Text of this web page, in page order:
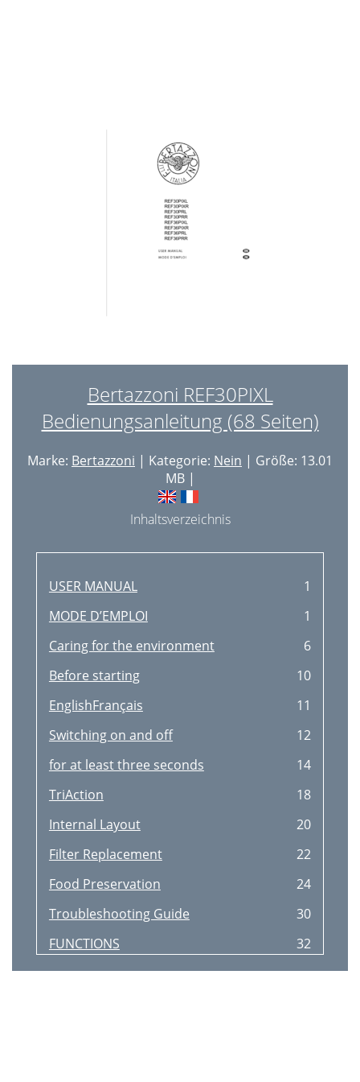
Bertazzoni REF30PIXL
Bedienungsanleitung (68 Seiten)
Marke: Bertazzoni | Kategorie: Nein | Größe: 13.01
MB |
Inhaltsverzeichnis
USER MANUAL
1
MODE D’EMPLOI
1
Caring for the environment
6
Before starting
10
EnglishFrançais
11
Switching on and off
12
for at least three seconds
14
TriAction
18
Internal Layout
20
Filter Replacement
22
Food Preservation
24
Troubleshooting Guide
30
FUNCTIONS
32
SETTINGS
33